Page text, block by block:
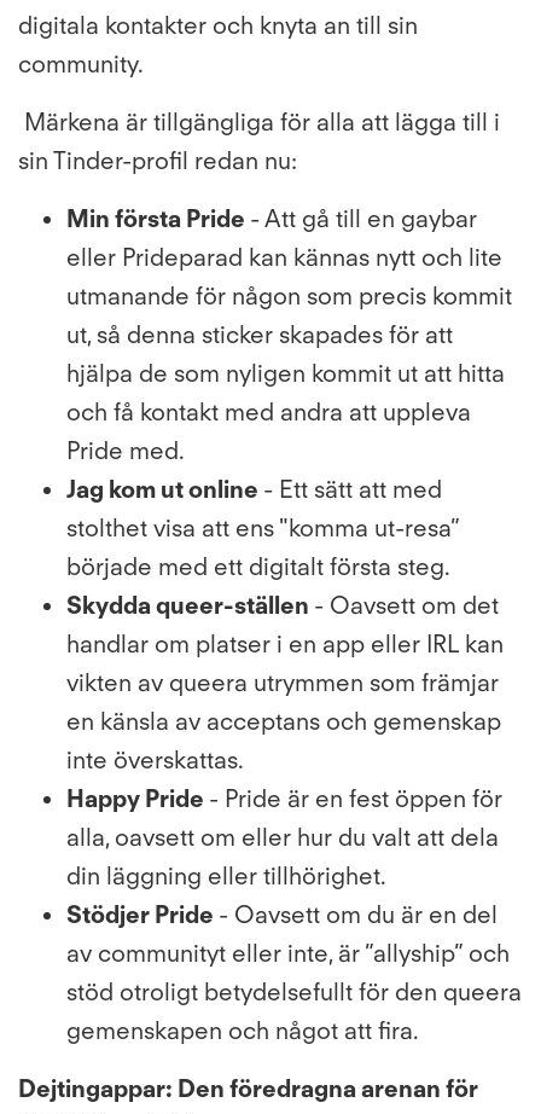
digitala kontakter och knyta an till sin
community.
Märkena är tillgängliga för alla att lägga till i
sin Tinder-profil redan nu:
Min första Pride - Att gå till en gaybar
eller Prideparad kan kännas nytt och lite
utmanande för någon som precis kommit
ut, så denna sticker skapades för att
hjälpa de som nyligen kommit ut att hitta
och få kontakt med andra att uppleva
Pride med.
Jag kom ut online - Ett sätt att med
stolthet visa att ens "komma ut-resa”
började med ett digitalt första steg.
Skydda queer-ställen - Oavsett om det
handlar om platser i en app eller IRL kan
vikten av queera utrymmen som främjar
en känsla av acceptans och gemenskap
inte överskattas.
Happy Pride - Pride är en fest öppen för
alla, oavsett om eller hur du valt att dela
din läggning eller tillhörighet.
Stödjer Pride - Oavsett om du är en del
av communityt eller inte, är ”allyship” och
stöd otroligt betydelsefullt för den queera
gemenskapen och något att fira.
Dejtingappar: Den föredragna arenan för